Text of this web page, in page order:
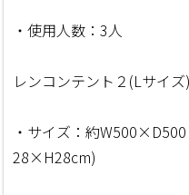
・使用人数：3人
レンコンテント２(Lサイズ)
・サイズ：約
28×H28cm)